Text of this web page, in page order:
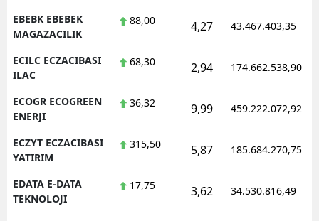
EBEBK EBEBEK
MAGAZACILIK
88,00 4,27 43.467.403,35
ECILC ECZACIBASI
ILAC
68,30 2,94 174.662.538,90
ECOGR ECOGREEN
ENERJI
36,32 9,99 459.222.072,92
ECZYT ECZACIBASI
YATIRIM
315,50 5,87 185.684.270,75
EDATA E-DATA
TEKNOLOJI
17,75 3,62 34.530.816,49